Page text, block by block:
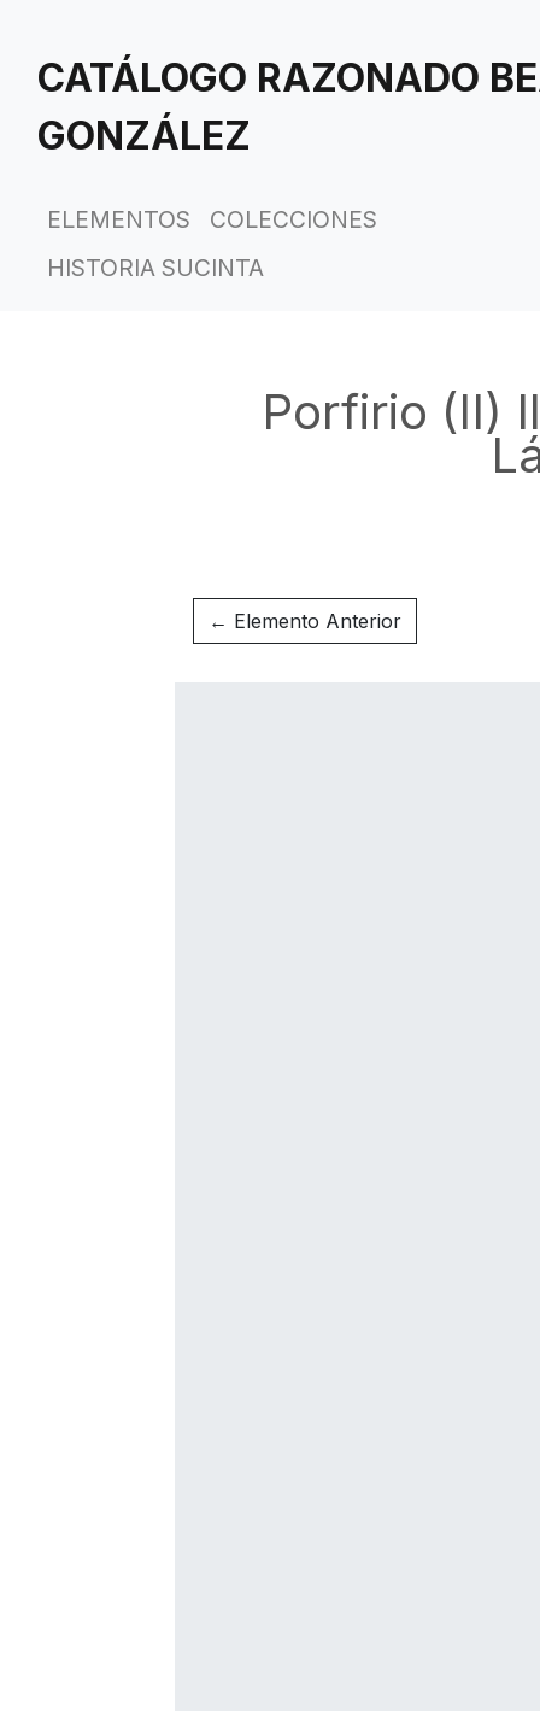
contenido
CATÁLOGO RAZONADO
GONZÁLEZ
ELEMENTOS
COLECCIONES
HISTORIA SUCINTA
Porfirio (II)
← Elemento Anterior